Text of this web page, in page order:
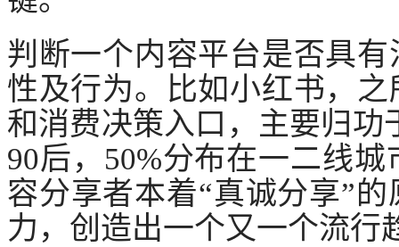
判断一个内容平台是否具
性及行为。比如小红书，
和消费决策入口，主要归功
90后，50%分布在一二线
容分享者本着“真诚分享”
力，创造出一个又一个流行